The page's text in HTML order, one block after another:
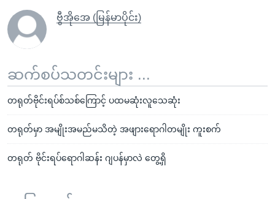
ဗွီအိုအေ (မြန်မာပိုင်း)
ဆက်စပ်သတင်းများ ...
တရုတ်ဗိုင်းရပ်စ်သစ်ကြောင့် ပထမဆုံးလူသေဆုံး
တရုတ်မှာ အမျိုးအမည်မသိတဲ့ အဖျားရောဂါတမျိုး ကူးစက်
တရုတ် ဗိုင်းရပ်ရောဂါဆန်း ဂျပန်မှာလဲ တွေ့ရှိ